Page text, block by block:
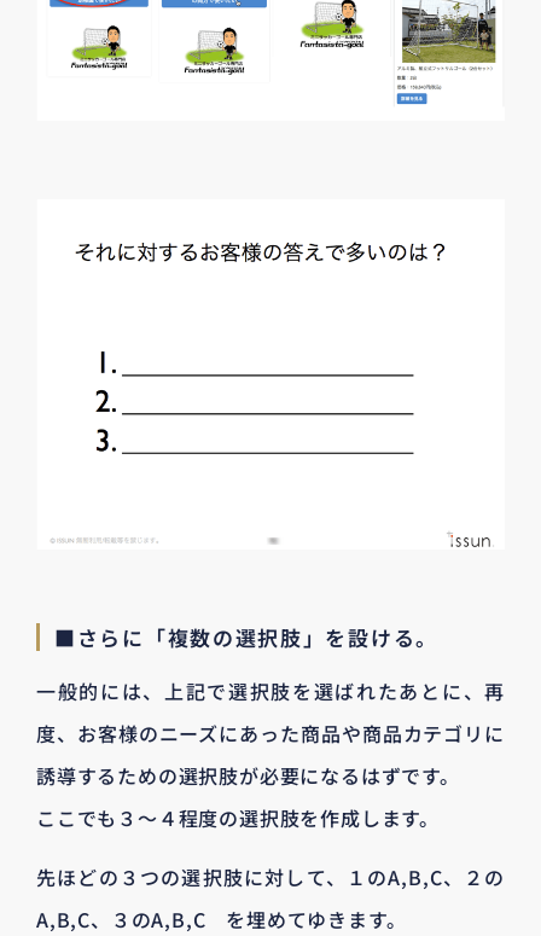
■さらに「複数の選択肢」を設ける。
一般的には、上記で選択肢を選ばれたあとに、再
度、お客様のニーズにあった商品や商品カテゴリに
誘導するための選択肢が必要になるはずです。
ここでも３〜４程度の選択肢を作成します。
先ほどの３つの選択肢に対して、１のA,B,C、２の
A,B,C、３のA,B,C を埋めてゆきます。